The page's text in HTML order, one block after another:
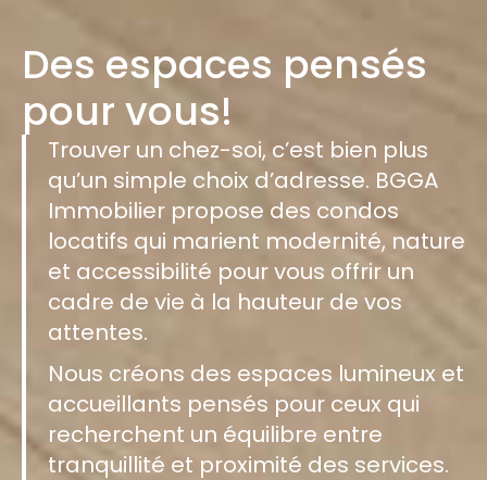
Des espaces pensés
pour vous!
Trouver un chez-soi, c’est bien plus
qu’un simple choix d’adresse. BGGA
Immobilier propose des condos
locatifs qui marient modernité, nature
et accessibilité pour vous offrir un
cadre de vie à la hauteur de vos
attentes.
Nous créons des espaces lumineux et
accueillants pensés pour ceux qui
recherchent un équilibre entre
tranquillité et proximité des services.